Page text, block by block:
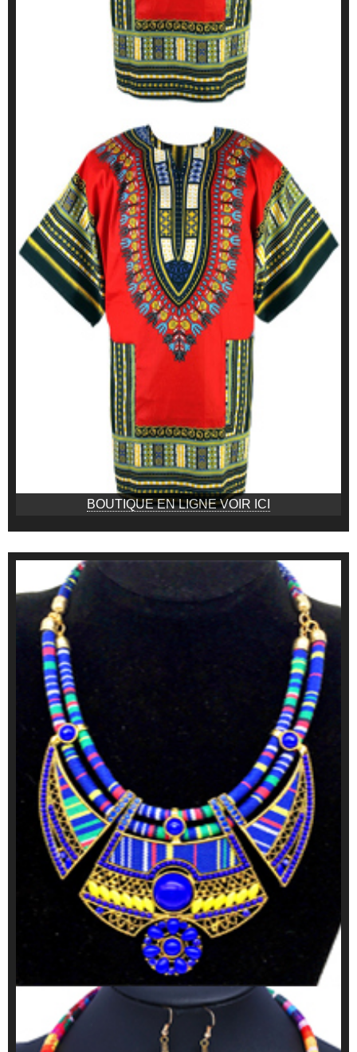
BOUTIQUE EN LIGNE VOIR ICI